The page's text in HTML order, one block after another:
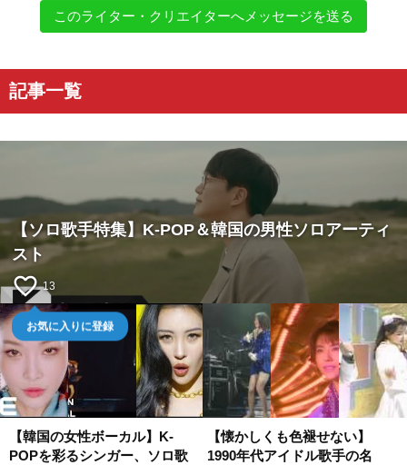
このライター・クリエイターへメッセージを送る
記事一覧
【ソロ歌手特集】K-POP＆韓国の男性ソロアーティ
スト
favorite_border 13
お気に入りに登録
【韓国の女性ボーカル】K-
POPを彩るシンガー、ソロ歌
【懐かしくも色褪せない】
1990年代アイドル歌手の名